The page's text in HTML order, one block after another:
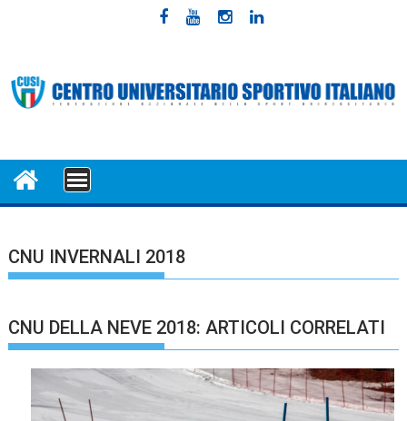
MENU
CNU INVERNALI 2018
CNU DELLA NEVE 2018: ARTICOLI CORRELATI